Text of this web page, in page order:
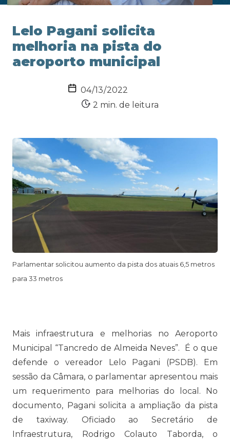
Lelo Pagani solicita
melhoria na pista do
aeroporto municipal
2 min. de leitura
Parlamentar solicitou aumento da pista dos atuais 6,5 metros
para 33 metros
Mais infraestrutura e melhorias no Aeroporto
Municipal “Tancredo de Almeida Neves”. É o que
defende o vereador Lelo Pagani (PSDB). Em
sessão da Câmara, o parlamentar apresentou mais
um requerimento para melhorias do local. No
documento, Pagani solicita a ampliação da pista
de taxiway. Oficiado ao Secretário de
Infraestrutura, Rodrigo Colauto Taborda, o